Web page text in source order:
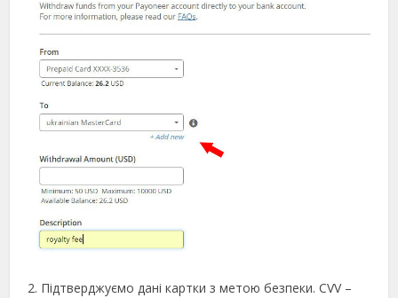
2. Підтверджуємо дані картки з метою безпеки. CVV –